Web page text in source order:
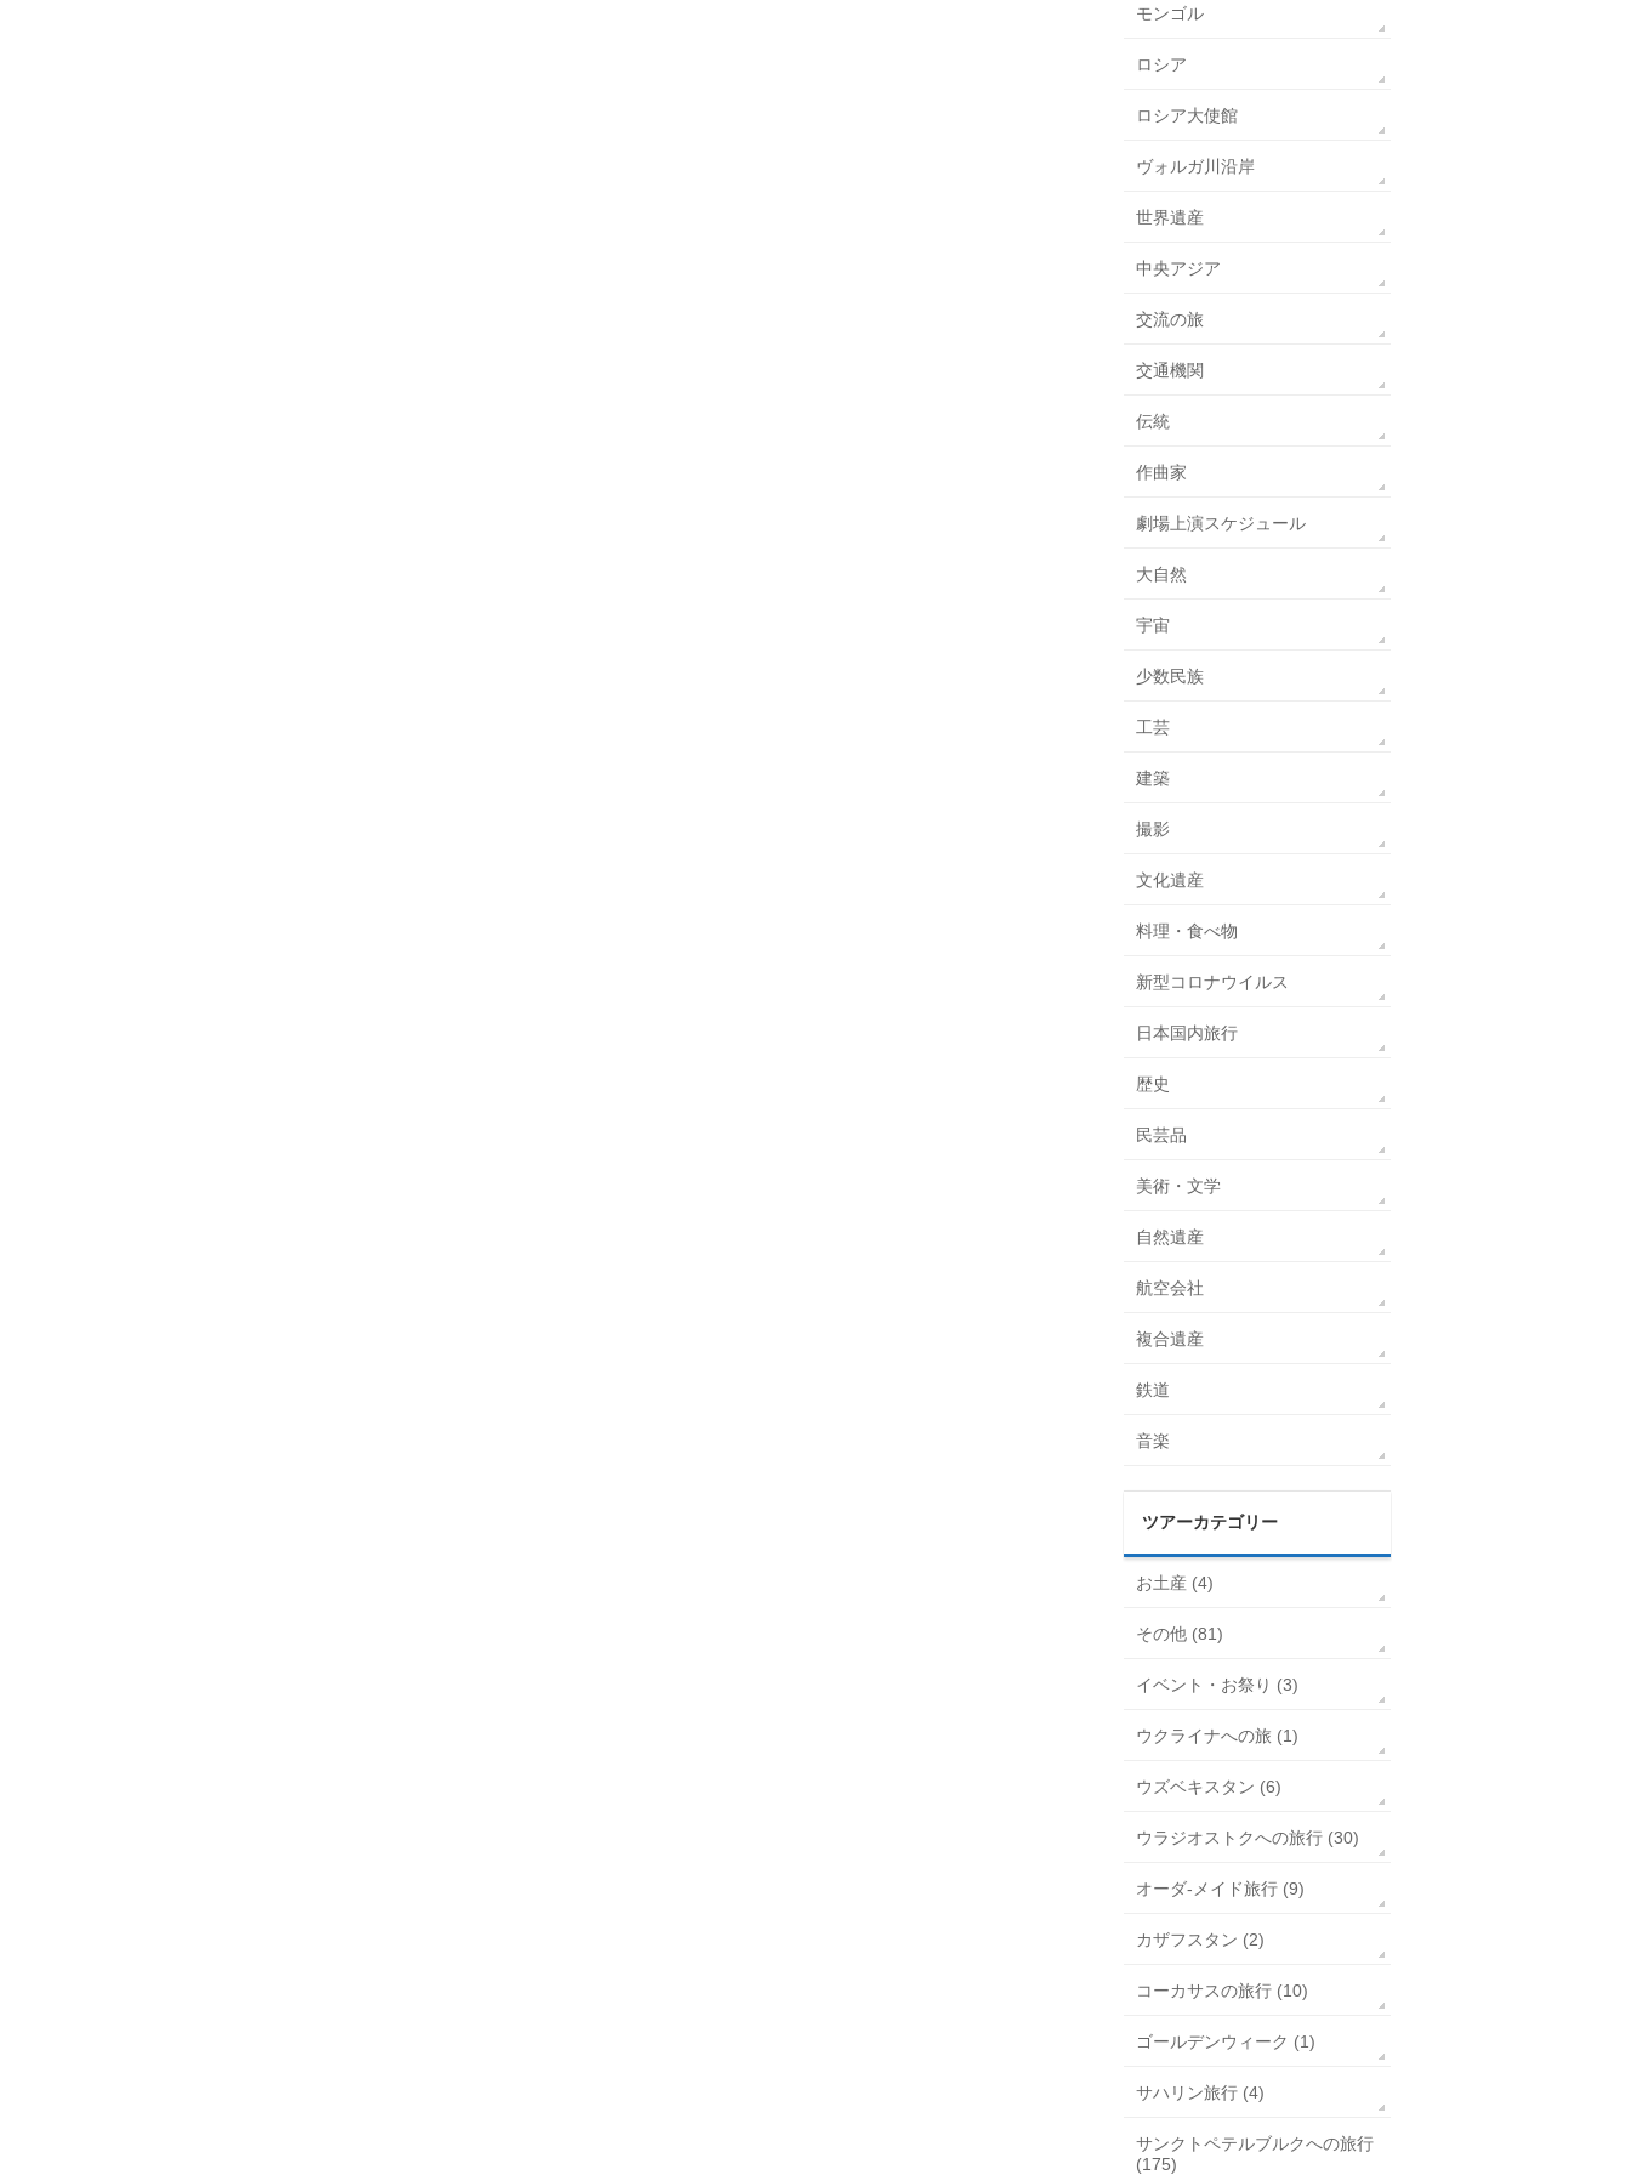
モンゴル
ロシア
ロシア大使館
ヴォルガ川沿岸
世界遺産
中央アジア
交流の旅
交通機関
伝統
作曲家
劇場上演スケジュール
大自然
宇宙
少数民族
工芸
建築
撮影
文化遺産
料理・食べ物
新型コロナウイルス
日本国内旅行
歴史
民芸品
美術・文学
自然遺産
航空会社
複合遺産
鉄道
音楽
ツアーカテゴリー
お土産 (4)
その他 (81)
イベント・お祭り (3)
ウクライナへの旅 (1)
ウズベキスタン (6)
ウラジオストクへの旅行 (30)
オーダ-メイド旅行 (9)
カザフスタン (2)
コーカサスの旅行 (10)
ゴールデンウィーク (1)
サハリン旅行 (4)
サンクトペテルブルクへの旅行
(175)